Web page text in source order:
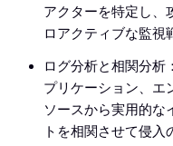
アクターを特定し、
ロアクティブな監視
ログ分析と相関分析
プリケーション、エ
ソースから実用的な
トを相関させて侵入